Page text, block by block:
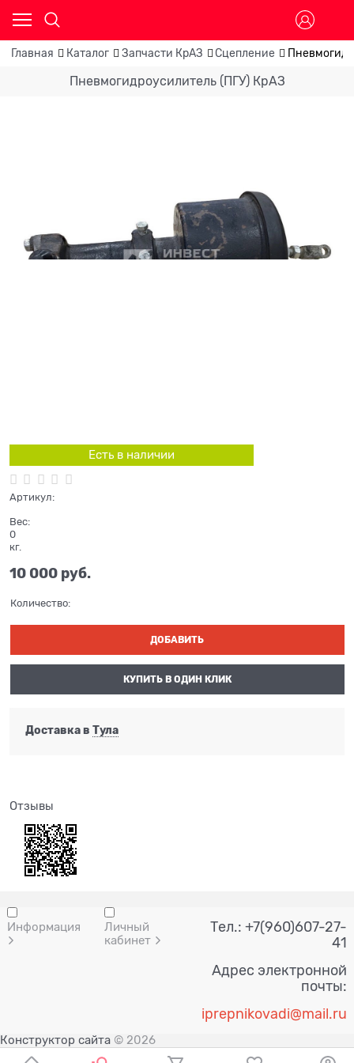
Главная Каталог Запчасти КрАЗ Сцепление
Пневмогидроусилитель (ПГУ) КрАЗ
Есть в наличии
Артикул:
Вес:
0
кг.
10 000 руб.
Количество:
ДОБАВИТЬ
КУПИТЬ В ОДИН КЛИК
Доставка в Тула
Отзывы
Информация
Личный
кабинет
Тел.: +7(960)607-27-
41
Адрес электронной
почты:
iprepnikovadi@mail.ru
Конструктор сайта © 2026